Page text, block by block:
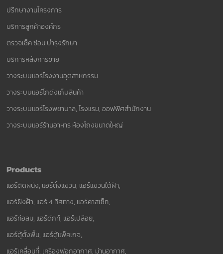
ปรึกษางานโครงการ
บริการลูกค้าองค์กร
ตรวจเช็ค ซ่อม บำรุงรักษา
บริการหลังการขาย
วางระบบแอร์โรงงานอุตสาหกรรม
วางระบบแอร์โกดังเก็บสินค้า
วางระบบแอร์โรงพยาบาล, โรงแรม, ออฟฟิศสำนักงาน
วางระบบแอร์ร้านอาหาร ห้องโถงขนาดใหญ่
Products
แอร์ติดผนัง, แอร์ตั้งแขวน, แอร์แขวนใต้ฝ้า,
แอร์ฝังฝ้า, แอร์ 4 ทิศทาง, แอร์คาสเซ็ท,
แอร์ท่อลม, แอร์ดักท์, แอร์เปลือย,
แอร์ตู้ตั้งพื้น, แอร์ตู้แพ็คเกจ,
แอร์เคลื่อนที่, เครื่องฟอกอากาศ, ม่านอากาศ,